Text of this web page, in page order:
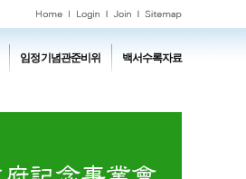
임정기념관준비위 백서수록자료